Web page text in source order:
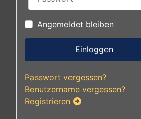
Angemeldet bleiben
Einloggen
Passwort vergessen?
Benutzername vergessen?
Registrieren